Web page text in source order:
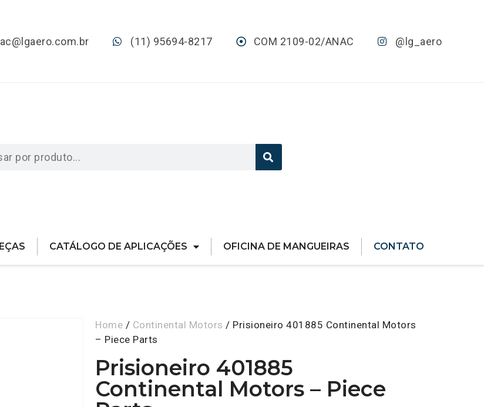
(11) 95694-8217 COM 2109-02/ANAC @lg_aero
CATÁLOGO DE APLICAÇÕES OFICINA DE MANGUEIRAS CONTATO
Home / Continental Motors / Prisioneiro 401885 Continental Motors
– Piece Parts
Prisioneiro 401885
Continental Motors – Piece